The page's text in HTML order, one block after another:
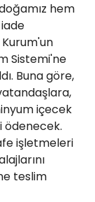
hem
Sistemi'ne
Buna göre,
içecek
ödenecek.
işletmeleri
teslim